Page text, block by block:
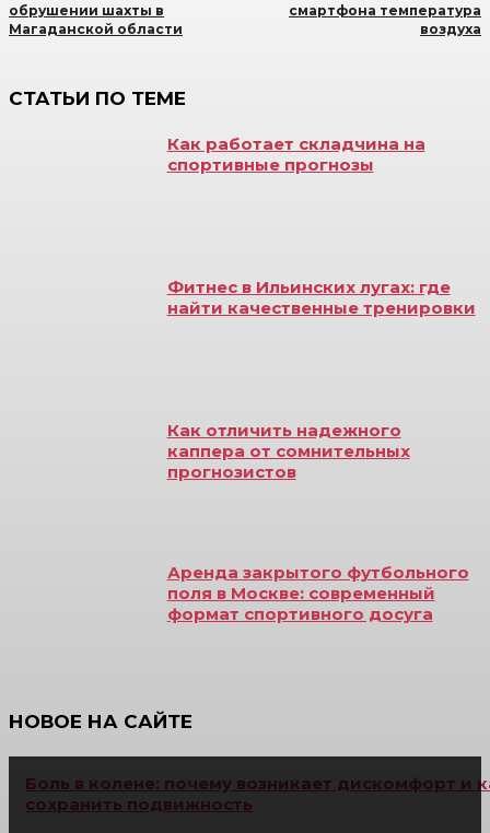
обрушении шахты в
Магаданской области
смартфона температура
воздуха
СТАТЬИ ПО ТЕМЕ
Как работает складчина на
спортивные прогнозы
Фитнес в Ильинских лугах: где
найти качественные тренировки
Как отличить надежного
каппера от сомнительных
прогнозистов
Аренда закрытого футбольного
поля в Москве: современный
формат спортивного досуга
НОВОЕ НА САЙТЕ
Боль в колене: почему возникает дискомфорт и
сохранить подвижность